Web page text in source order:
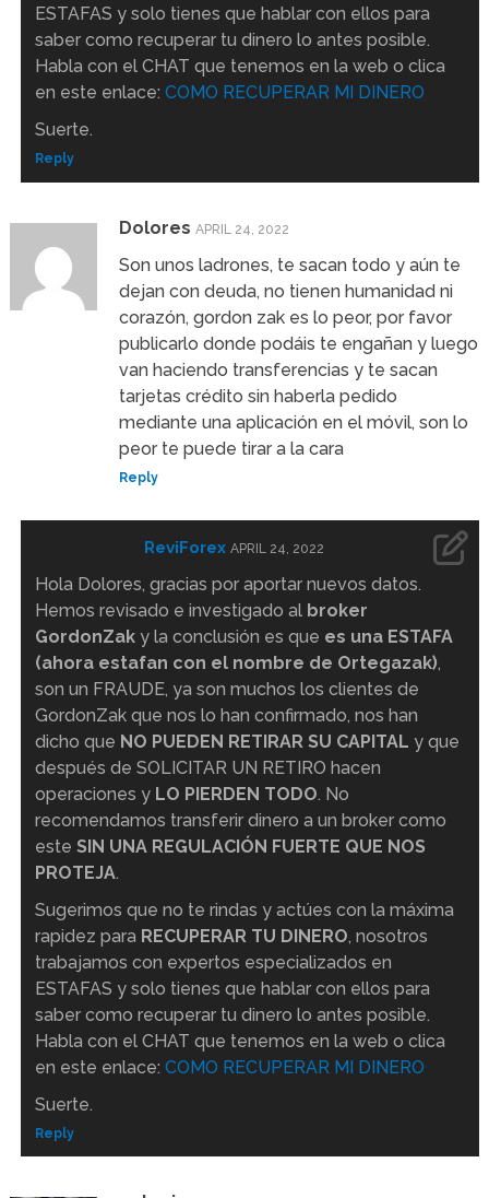
ESTAFAS y solo tienes que hablar con ellos para
saber como recuperar tu dinero lo antes posible.
Habla con el CHAT que tenemos en la web o clica
en este enlace: COMO RECUPERAR MI DINERO
Suerte.
Reply
Dolores APRIL 24, 2022
Son unos ladrones, te sacan todo y aún te
dejan con deuda, no tienen humanidad ni
corazón, gordon zak es lo peor, por favor
publicarlo donde podáis te engañan y luego
van haciendo transferencias y te sacan
tarjetas crédito sin haberla pedido
mediante una aplicación en el móvil, son lo
peor te puede tirar a la cara
Reply
ReviForex APRIL 24, 2022
Hola Dolores, gracias por aportar nuevos datos.
Hemos revisado e investigado al broker
GordonZaky la conclusión es que es una ESTAFA
(ahora estafan con el nombre de Ortegazak),
son un FRAUDE, ya son muchos los clientes de
GordonZak que nos lo han confirmado, nos han
dicho que NO PUEDEN RETIRAR SU CAPITAL y que
después de SOLICITAR UN RETIRO hacen
operaciones y LO PIERDEN TODO. No
recomendamos transferir dinero a un broker como
este SIN UNA REGULACIÓN FUERTE QUE NOS
PROTEJA.
Sugerimos que no te rindas y actúes con la máxima
rapidez para RECUPERAR TU DINERO, nosotros
trabajamos con expertos especializados en
ESTAFAS y solo tienes que hablar con ellos para
saber como recuperar tu dinero lo antes posible.
Habla con el CHAT que tenemos en la web o clica
en este enlace: COMO RECUPERAR MI DINERO
Suerte.
Reply